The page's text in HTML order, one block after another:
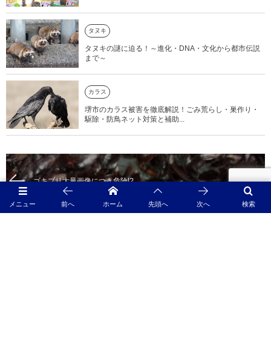
タヌキ
タヌキの謎に迫る！～進化・DNA・文化から都市伝説
まで～
カラス
堺市のカラス被害を徹底解説！ごみ荒らし・巣作り・
駆除・防鳥ネット対策と補助...
ゴキブリ大量画像につき危険!?
メニュー 検索
前へ ホーム 先頭へ 次へ